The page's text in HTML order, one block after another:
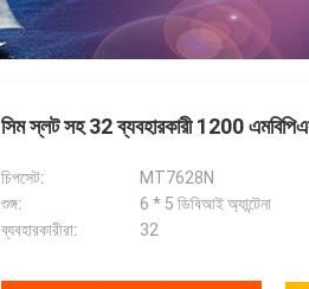
সিম স্লট সহ 32 ব্যবহারকারী 1200
চিপসেট:
MT7628N
শুঙ্গ:
6 * 5 ডিবিআই অ্যান্টেনা
ব্যবহারকারীরা:
32